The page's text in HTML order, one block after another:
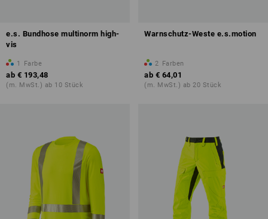
e.s. Bundhose multinorm high-
vis
1 Farbe
ab € 193,48
(m. MwSt.) ab 10 Stück
Warnschutz-Weste e.s.motion
2 Farben
ab € 64,01
(m. MwSt.) ab 20 Stück